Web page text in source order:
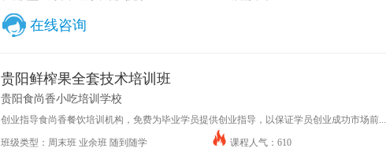
在线咨询
贵阳鲜榨果全套技术培训班
贵阳食尚香小吃培训学校
创业指导食尚香餐饮培训机构，免费为毕业学员提供创业指导，以保证学员创业成功市场前...
班级类型：周末班 业余班 随到随学 课程人气：610